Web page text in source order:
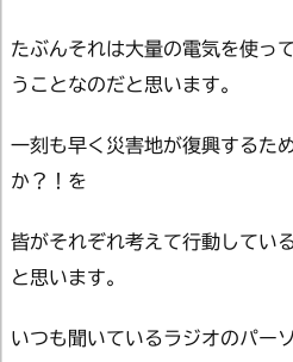
たぶんそれは大量の電気を使っ
うことなのだと思います。
一刻も早く災害地が復興するた
か？！を
皆がそれぞれ考えて行動してい
と思います。
いつも聞いているラジオのパー